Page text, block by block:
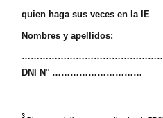
quien haga sus veces en la IE
Nombres y apellidos:
DNI N° …………………………
3